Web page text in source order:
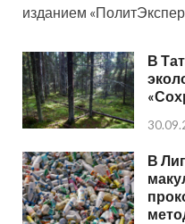
изданием
В
В